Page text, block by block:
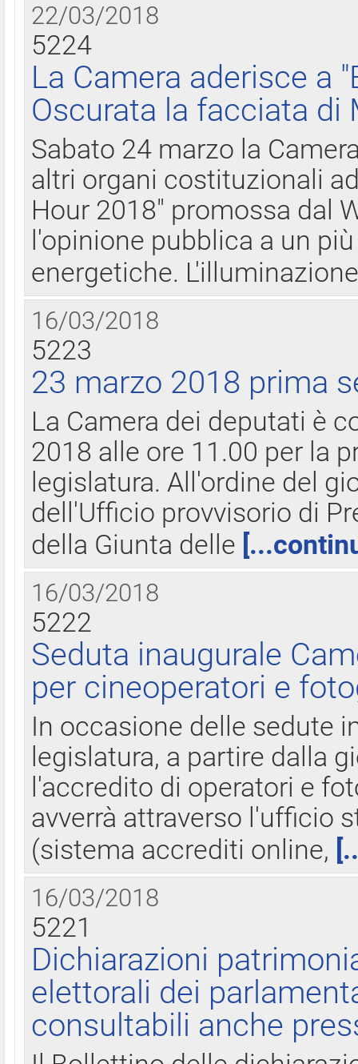
22/03/2018
5224
La Camera aderisce a
Oscurata la facciata di
Sabato 24 marzo la
altri organi costituzionali
Hour 2018" promossa dal
l'opinione pubblica a un
energetiche.
16/03/2018
5223
23 marzo 2018 prima
La Camera dei deputati è
2018 alle ore 11.00 per la
legislatura. All'ordine del
dell'Ufficio provvisorio di
della Giunta delle
16/03/2018
5222
Seduta inaugurale
per cineoperatori e
In occasione delle sedute
legislatura, a partire dalla
l'accredito di operatori e
avverrà attraverso l'ufficio
(sistema accrediti online,
16/03/2018
5221
Dichiarazioni
elettorali dei
consultabili anche